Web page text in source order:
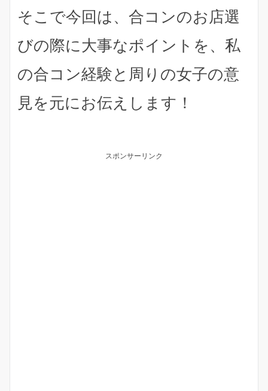
そこで今回は、 合コンのお店選
びの際に大事なポイント を、私
の合コン経験と周りの女子の意
見を元にお伝えします！
スポンサーリンク